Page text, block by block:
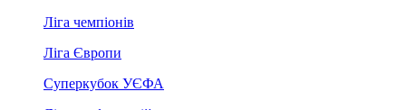
Ліга чемпіонів
Ліга Європи
Суперкубок УЄФА